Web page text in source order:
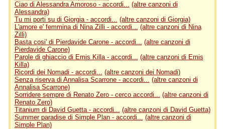
Ciao di Alessandra Amoroso - accordi... (altre canzoni di
Alessandra)
Tu mi porti su di Giorgia - accordi... (altre canzoni di Giorgia)
L'amore e' femmina di Nina Zilli - accordi... (altre canzoni di Nina
Zilli)
Basta cosi' di Pierdavide Carone - accordi... (altre canzoni di
Pierdavide Carone)
Parole di ghiaccio di Emis Killa - accordi... (altre canzoni di Emis
Killa)
Ricordi dei Nomadi - accordi... (altre canzoni dei Nomadi)
Senza riserva di Annalisa Scarrone - accordi... (altre canzoni di
Annalisa Scarrone)
Sorridere sempre di Renato Zero - cerco accordi... (altre canzoni di
Renato Zero)
Titanium di David Guetta - accordi... (altre canzoni di David Guetta)
Summer paradise di Simple Plan - accordi... (altre canzoni di
Simple Plan)